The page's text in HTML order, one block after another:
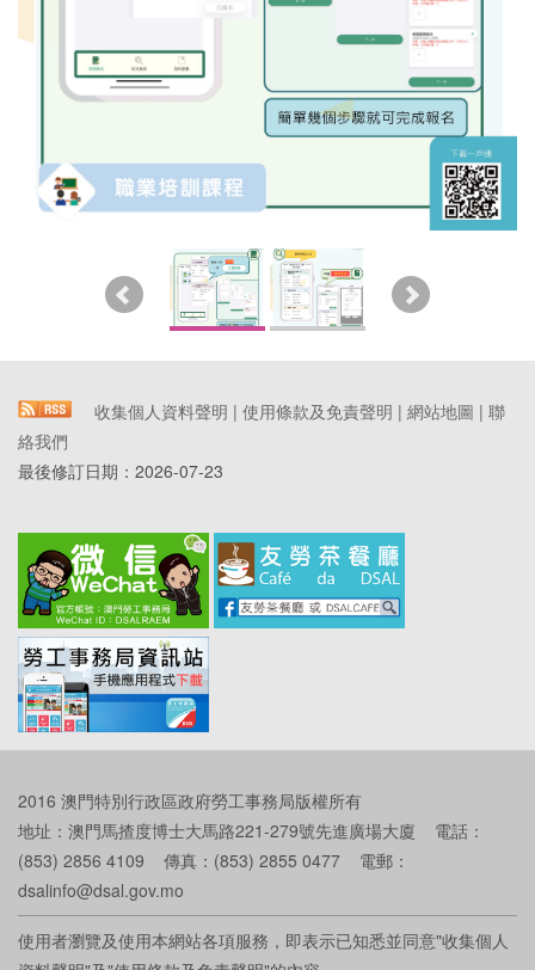
收集個人資料聲明 | 使用條款及免責聲明 | 網站地圖 | 聯
絡我們
最後修訂日期： 2026-07-23
2016 澳門特別行政區政府勞工事務局版權所有
地址：澳門馬揸度博士大馬路221-279號先進廣場大廈 電話：
(853) 2856 4109 傳真：(853) 2855 0477 電郵：
dsalinfo@dsal.gov.mo
使用者瀏覽及使用本網站各項服務，即表示已知悉並同意"收集個人